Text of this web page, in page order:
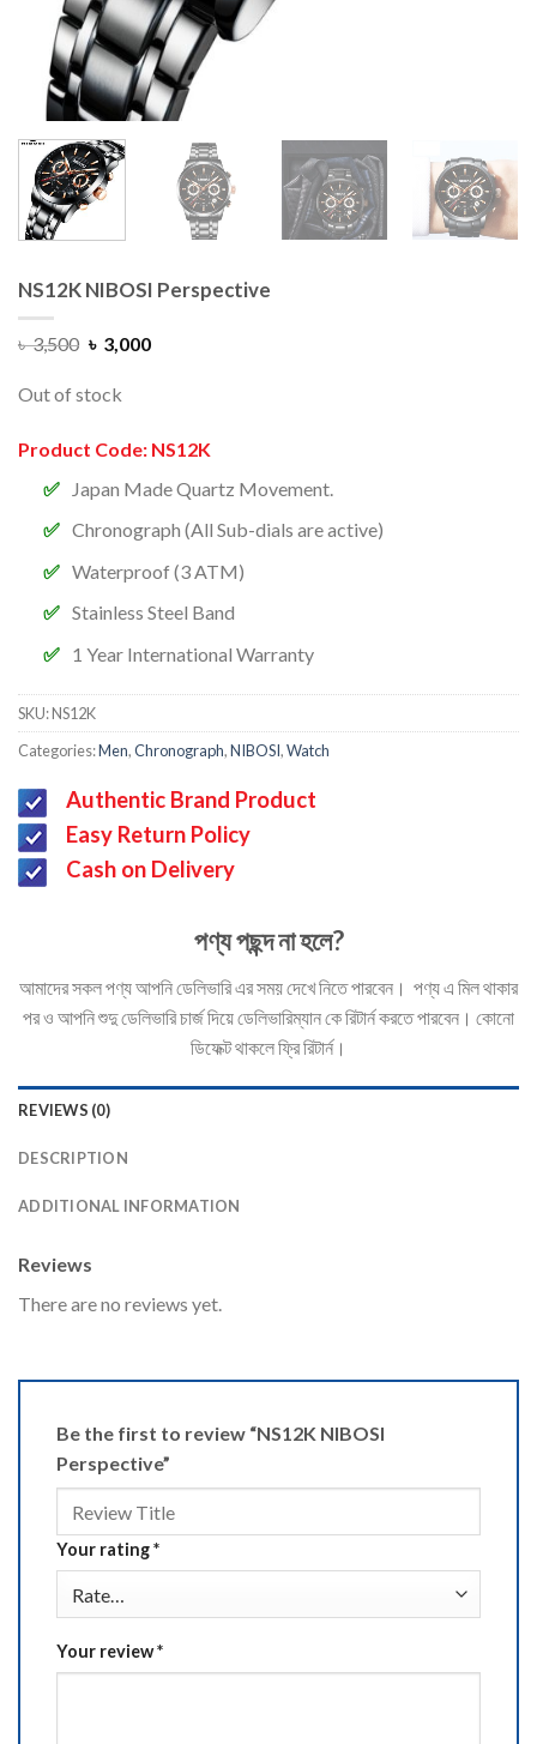
NS12K NIBOSI Perspective
৳3,500 ৳ 3,000
Out of stock
Product Code: NS12K
Japan Made Quartz Movement.
Chronograph (All Sub-dials are active)
Waterproof (3 ATM)
Stainless Steel Band
1 Year International Warranty
SKU:NS12K
Categories:Men,Chronograph,NIBOSI,Watch
Authentic Brand Product
Easy Return Policy
Cash on Delivery
পণ্য পছন্দ না হলে?
আমাদের সকল পণ্য আপনি ডেলিভারি এর সময় দেখে নিতে পারবেন। পণ্য এ মিল থাকার
পর ও আপনি শুদু ডেলিভারি চার্জ দিয়ে ডেলিভারিম্যান কে রিটার্ন করতে পারবেন। কোনো
ডিফেক্ট থাকলে ফ্রি রিটার্ন।
REVIEWS (0)
DESCRIPTION
ADDITIONAL INFORMATION
Reviews
There are no reviews yet.
Be the first to review “NS12K NIBOSI
Perspective”
Your rating*
Your review*